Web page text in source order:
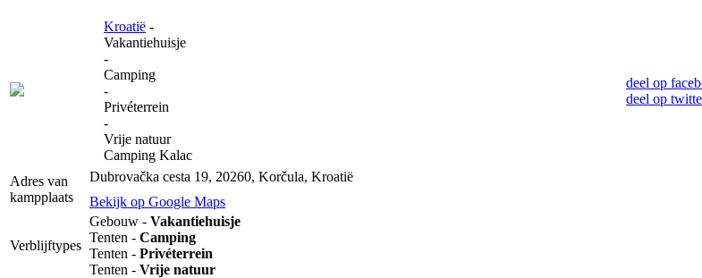
Kroatië -
Vakantiehuisje
-
Camping
-
Privéterrein
-
Vrije natuur
Camping Kalac
deel op
deel op
Adres van
kampplaats
Dubrovačka cesta 19, 20260, Korčula, Kroatië
Bekijk op Google Maps
Verblijftypes
Gebouw - Vakantiehuisje
Tenten - Camping
Tenten - Privéterrein
Tenten - Vrije natuur